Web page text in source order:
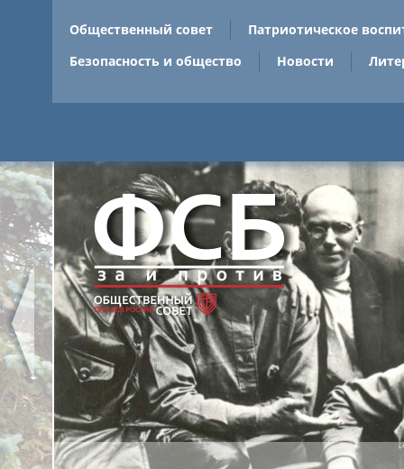
Общественный совет
Патриотическое
Безопасность и общество
Новости